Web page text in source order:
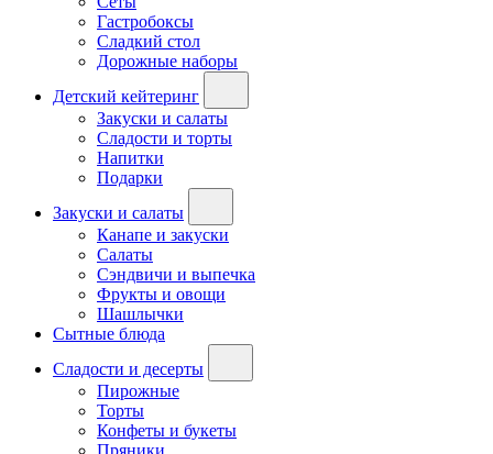
Гастробоксы
Сладкий стол
Дорожные наборы
Детский кейтеринг
Закуски и салаты
Сладости и торты
Напитки
Подарки
Закуски и салаты
Канапе и закуски
Салаты
Сэндвичи и выпечка
Фрукты и овощи
Шашлычки
Сытные блюда
Сладости и десерты
Пирожные
Торты
Конфеты и букеты
Пряники